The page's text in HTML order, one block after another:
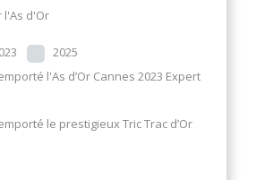
l'As d'Or
2025
l'As d’Or Cannes 2023 Expert
le prestigieux Tric Trac d’Or